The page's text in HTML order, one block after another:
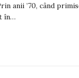
anii ’70, când
în…